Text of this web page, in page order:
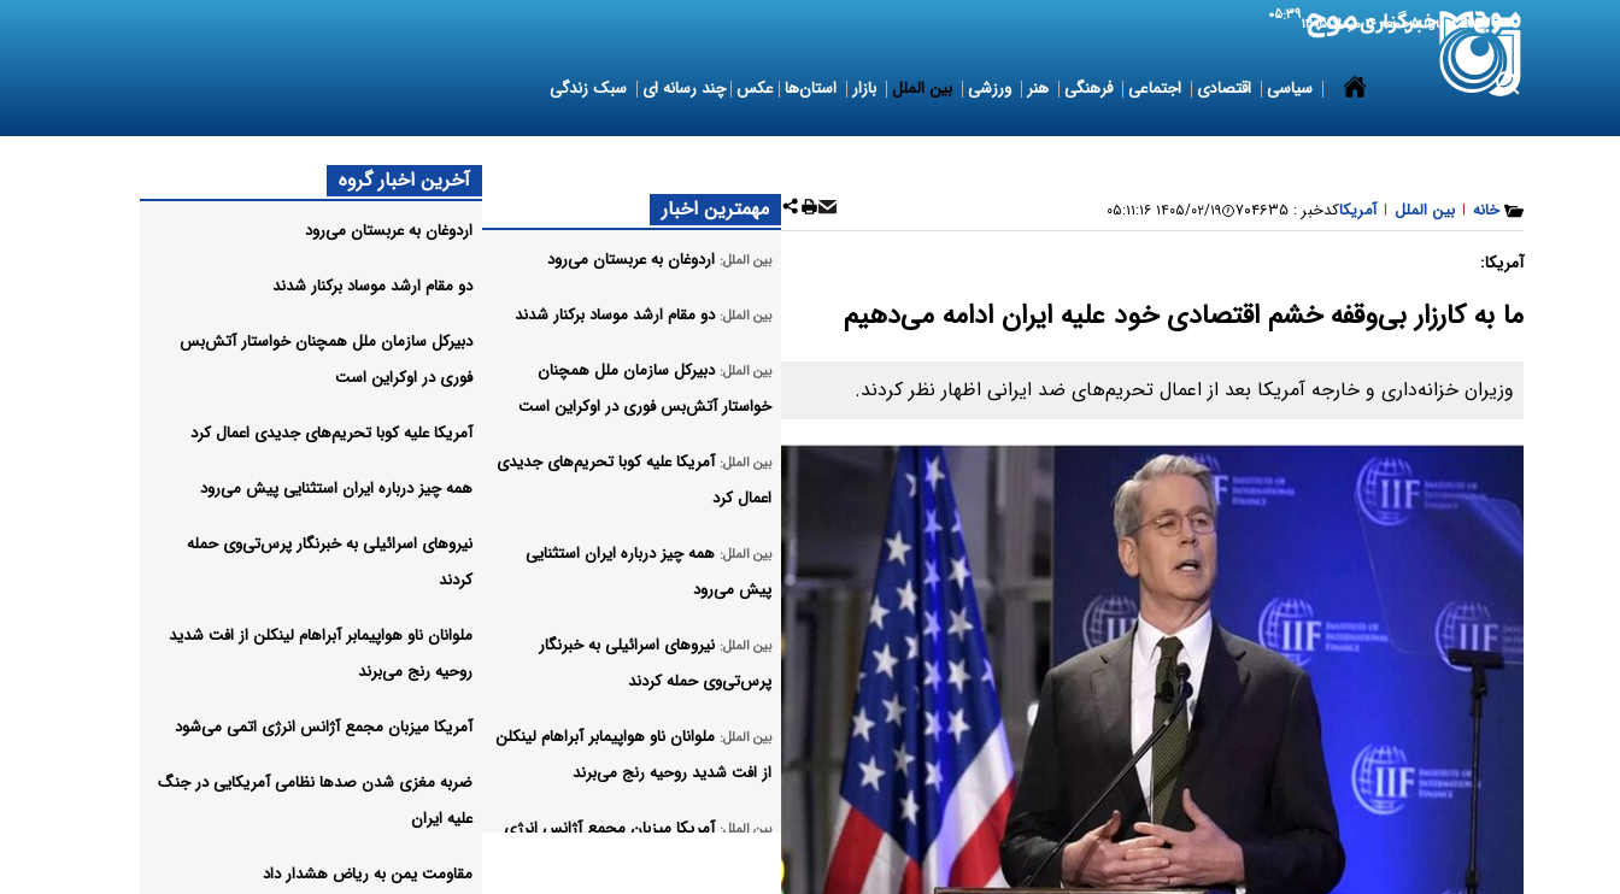
7 August 2026 جمعه ۱۶ مرداد ۱۴۰۵ ۰۵:۳۹
سیاسی اقتصادی اجتماعی فرهنگی هنر ورزشی بین الملل بازار استان‌ها عکس چند رسانه ای سبک زندگی
خانه | بین الملل | آمریکاکدخبر : ۷۰۴۶۳۵ ۱۴۰۵/۰۲/۱۹ ۰۵:۱۱:۱۶
آمریکا:
ما به کارزار بی‌وقفه خشم اقتصادی خود علیه ایران ادامه می‌دهیم
وزیران خزانه‌داری و خارجه آمریکا بعد از اعمال تحریم‌های ضد ایرانی اظهار نظر کردند.
مهمترین اخبار
بین الملل: اردوغان به عربستان می‌رود
بین الملل: دو مقام ارشد موساد برکنار شدند
بین الملل: دبیرکل سازمان ملل همچنان
خواستار آتش‌بس فوری در اوکراین است
بین الملل: آمریکا علیه کوبا تحریم‌های جدیدی
اعمال کرد
بین الملل: همه چیز درباره ایران استثنایی
پیش می‌رود
بین الملل: نیروهای اسرائیلی به خبرنگار
پرس‌تی‌وی حمله کردند
بین الملل: ملوانان ناو هواپیمابر آبراهام لینکلن
از افت شدید روحیه رنج می‌برند
بین الملل: آمریکا میزبان مجمع آژانس انرژی
آخرین اخبار گروه
اردوغان به عربستان می‌رود
دو مقام ارشد موساد برکنار شدند
دبیرکل سازمان ملل همچنان خواستار آتش‌بس
فوری در اوکراین است
آمریکا علیه کوبا تحریم‌های جدیدی اعمال کرد
همه چیز درباره ایران استثنایی پیش می‌رود
نیروهای اسرائیلی به خبرنگار پرس‌تی‌وی حمله
کردند
ملوانان ناو هواپیمابر آبراهام لینکلن از افت شدید
روحیه رنج می‌برند
آمریکا میزبان مجمع آژانس انرژی اتمی می‌شود
ضربه مغزی شدن صدها نظامی آمریکایی در جنگ
علیه ایران
مقاومت یمن به ریاض هشدار داد